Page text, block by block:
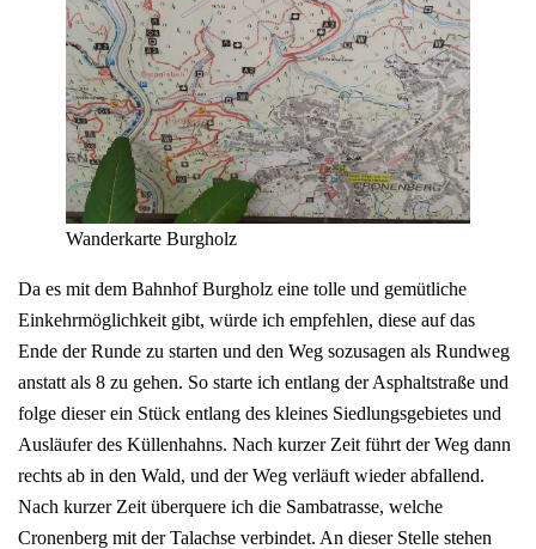
Wanderkarte Burgholz
Da es mit dem Bahnhof Burgholz eine tolle und gemütliche
Einkehrmöglichkeit gibt, würde ich empfehlen, diese auf das
Ende der Runde zu starten und den Weg sozusagen als Rundweg
anstatt als 8 zu gehen. So starte ich entlang der Asphaltstraße und
folge dieser ein Stück entlang des kleines Siedlungsgebietes und
Ausläufer des Küllenhahns. Nach kurzer Zeit führt der Weg dann
rechts ab in den Wald, und der Weg verläuft wieder abfallend.
Nach kurzer Zeit überquere ich die Sambatrasse, welche
Cronenberg mit der Talachse verbindet. An dieser Stelle stehen